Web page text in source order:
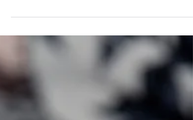
Suchterkrankungen
Sowohl expressives als auch positives Schreiben helfen -
sie wirken aber unterschiedlich, deshalb ist es gut zu
wissen, was ich wofür nutze